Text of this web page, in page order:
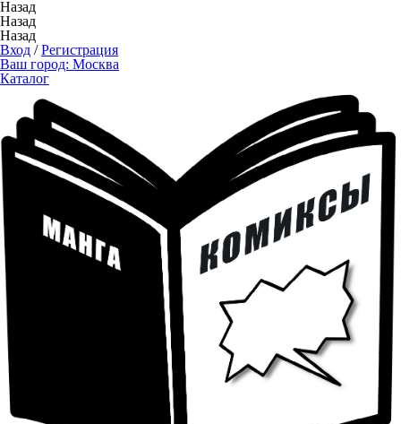
Назад
Назад
Назад
Вход /Регистрация
Ваш город: Москва
Каталог